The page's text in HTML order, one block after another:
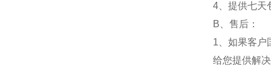
4、提供七天
B、售后：
1、如果客户
给您提供解